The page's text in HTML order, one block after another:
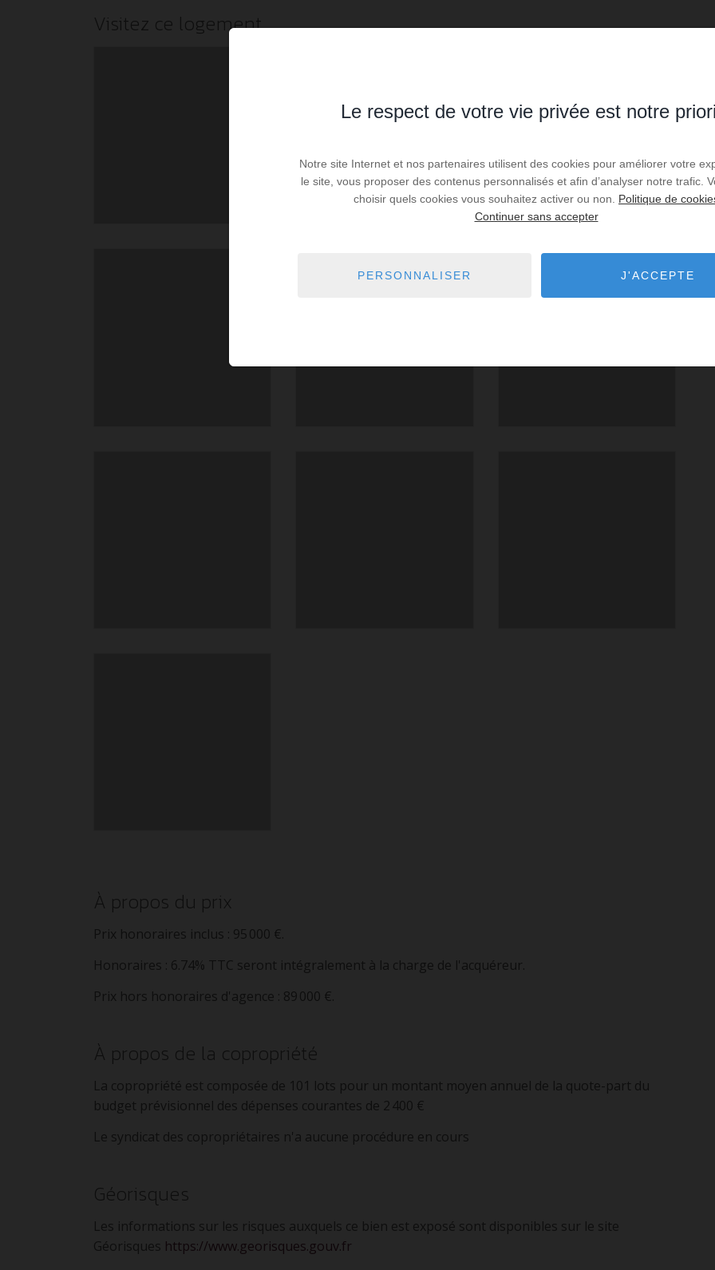
Visitez ce logement
À propos du prix
Prix honoraires inclus : 95 000 €.
Honoraires : 6.74% TTC seront intégralement à la charge de l'acquéreur.
Prix hors honoraires d'agence : 89 000 €.
À propos de la copropriété
La copropriété est composée de 101 lots pour un montant moyen annuel de la quote-part du
budget prévisionnel des dépenses courantes de 2 400 €
Le syndicat des copropriétaires n'a aucune procédure en cours
Géorisques
Les informations sur les risques auxquels ce bien est exposé sont disponibles sur le site
Géorisques https://www.georisques.gouv.fr
Le respect de votre vie privée est notre
Notre site Internet et nos partenaires utilisent des cookies pour améliorer votre
le site, vous proposer des contenus personnalisés et afin d’analyser notre trafic.
choisir quels cookies vous souhaitez activer ou non. Politique de
Continuer sans accepter
PERSONNALISER J'ACCEPTE